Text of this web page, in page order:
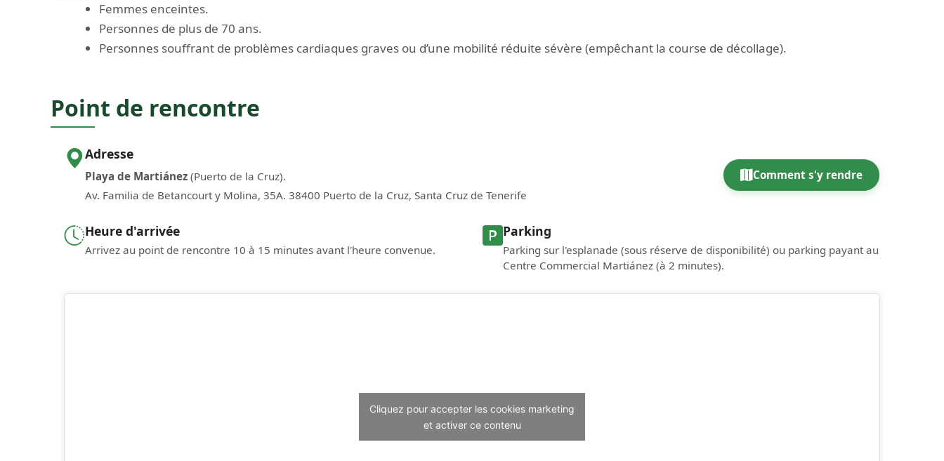
Femmes enceintes.
Personnes de plus de 70 ans.
Personnes souffrant de problèmes cardiaques graves ou d’une mobilité réduite sévère (empêchant la course de décollage).
Point de rencontre
Adresse
Playa de Martiánez (Puerto de la Cruz).
Av. Familia de Betancourt y Molina, 35A. 38400 Puerto de la Cruz, Santa Cruz de Tenerife
Comment s'y rendre
Heure d'arrivée
Arrivez au point de rencontre 10 à 15 minutes avant l'heure convenue.
Parking
Parking sur l'esplanade (sous réserve de disponibilité) ou parking payant au
Centre Commercial Martiánez (à 2 minutes).
Cliquez pour accepter les cookies marketing
et activer ce contenu